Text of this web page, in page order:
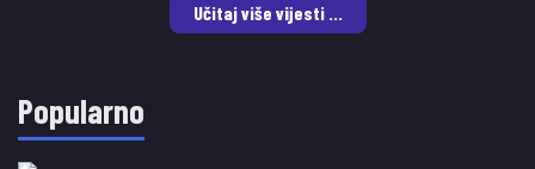
Učitaj više vijesti ...
Popularno